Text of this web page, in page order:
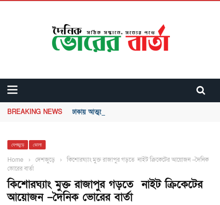
BREAKING NEWS ঢাকায় আত্মগোপনে থাকা আজিজুর হত্যা মামলার প্রধান আসামি
দেশজুড়ে ভোলা
Home › দেশজুড়ে ›
কিশোরঘ্যাং মুক্ত রাজাপুর গড়তে নাইট ক্রিকেটের আয়োজন –দৈনিক
ভোরের বার্তা
কিশোরঘ্যাং মুক্ত রাজাপুর গড়তে নাইট ক্রিকেটের
আয়োজন –দৈনিক ভোরের বার্তা